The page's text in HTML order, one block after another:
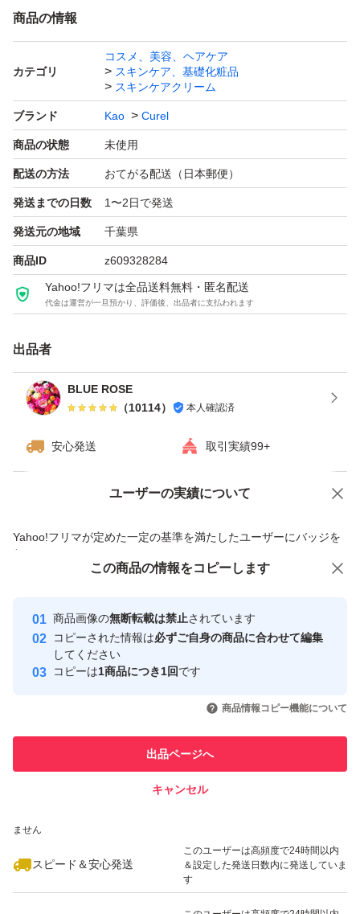
■潤い成分(セラミド機能・
ユーカリエキス）配合
角層まで深く潤います。
■ 肌荒れしにくい、ふっくらと吸いつくような潤い満ちた
肌を保ちます(有効成分）
■ とてもしっとりするのに
ふわっと軽い使い心地。
・:*:+・:*+.・・:*:+・:*+.・・:*: ・:*:+・:*+.
商品の情報
カテゴリ
コスメ、美容、ヘアケア
スキンケア、基礎化粧品
スキンケアクリーム
ブランド Kao Curel
商品の状態 未使用
配送の方法 おてがる配送（日本郵便）
発送までの日数 1〜2日で発送
発送元の地域 千葉県
商品ID z609328284
Yahoo!フリマは全品送料無料・匿名配送
代金は運営が一旦預かり、評価後、出品者に支払われます
出品者
BLUE ROSE
（10114） 本人確認済
安心発送 取引実績99+
ユーザーの実績について
Yahoo!フリマが定めた一定の基準を満たしたユーザーにバッジを
付与しています
安心取引出品者
心・安全なユーザーです
取引実績
引を完了させた実績があります
での取引実績があります
ません
スピード＆安心発送
このユーザーは高頻度で24時間以内
＆設定した発送日数内に発送していま
す
価格の相談 商品への質問
この商品の情報をコピーします
商品画像の無断転載は禁止されています
コピーされた情報は必ずご自身の商品に合わせて編集
してください
コピーは1商品につき1回です
商品情報コピー機能について
出品ページへ
キャンセル
この商品をみている人にオススメ